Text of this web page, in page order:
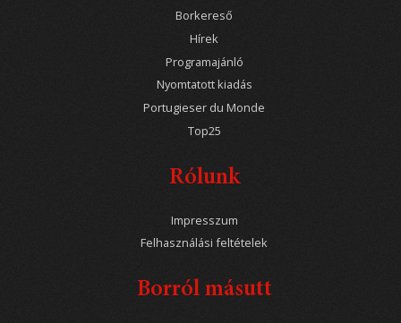
Borkereső
Hírek
Programajánló
Nyomtatott kiadás
Portugieser du Monde
Top25
Rólunk
Impresszum
Felhasználási feltételek
Borról másutt